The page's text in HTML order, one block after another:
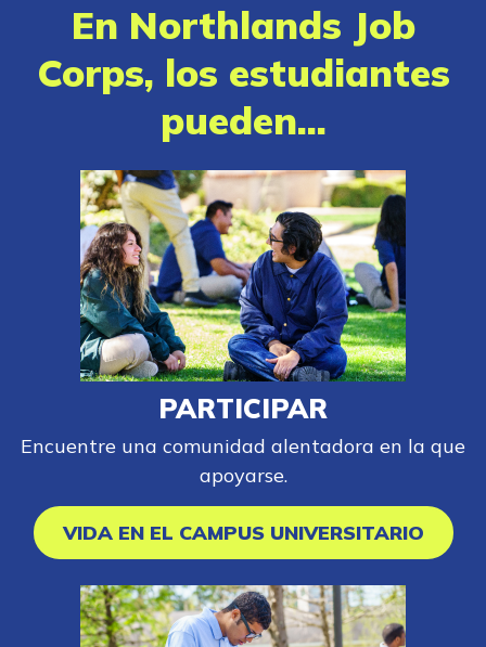
Aprender más
Estudiantes
Padres/Influenciadores
Empleadores
FAQs
English
CONECTARSE
COMIENZA YA
En Northlands Job
Corps, los estudiantes
pueden...
PARTICIPAR
Encuentre una comunidad alentadora en la que
apoyarse.
VIDA EN EL CAMPUS UNIVERSITARIO